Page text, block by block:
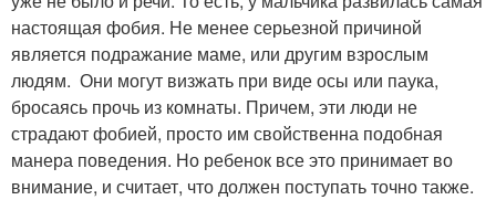
настоящая фобия. Не менее серьезной причиной
является подражание маме, или другим взрослым
людям. Они могут визжать при виде осы или паука,
бросаясь прочь из комнаты. Причем, эти люди не
страдают фобией, просто им свойственна подобная
манера поведения. Но ребенок все это принимает во
внимание, и считает, что должен поступать точно также.